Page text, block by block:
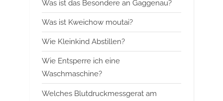
Was ist das Besondere an Gaggenau?
Was ist Kweichow moutai?
Wie Kleinkind Abstillen?
Wie Entsperre ich eine
Waschmaschine?
Welches Blutdruckmessgerat am